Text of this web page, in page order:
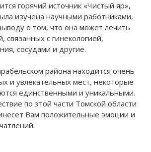
горячий источник «Чистый яр»,
изучена научными работниками,
о том, что она может лечить
связанных с гинекологией,
сосудами и другие.
района находится очень
и увлекательных мест, некоторые
единственными и уникальными.
по этой части Томской области
Вам положительные эмоции и